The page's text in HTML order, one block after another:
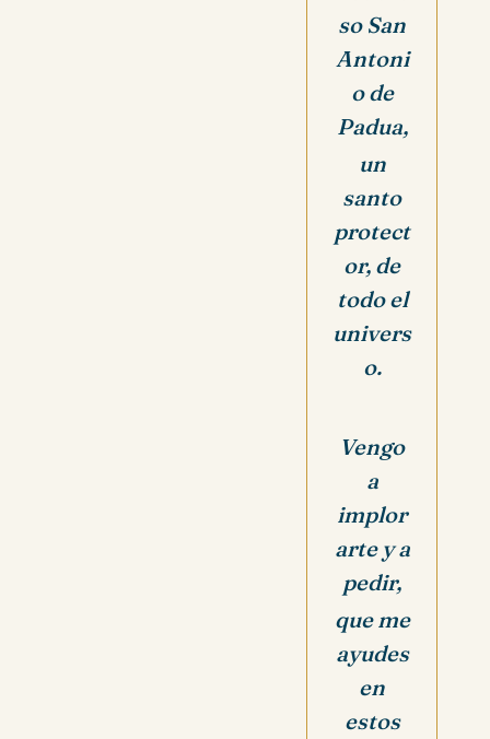
so San
Antoni
o de
Padua,
un
santo
protect
or, de
todo el
univers
o.
Vengo
a
implor
arte y a
pedir,
que me
ayudes
en
estos